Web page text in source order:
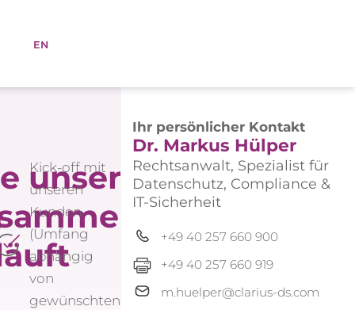
EN
unsere
Kick-off mit
unseren
Kunden
(Umfang
abhängig
von
gewünschten
Ihr persönlicher Kontakt
Dr. Markus Hülper
Rechtsanwalt, Spezialist für
Datenschutz, Compliance &
IT-Sicherheit
+49 40 257 660 900
+49 40 257 660 919
m.huelper@clarius-ds.com